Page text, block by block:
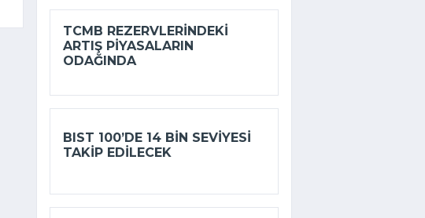
TCMB REZERVLERINDEKI
ARTIŞ PIYASALARIN
ODAĞINDA
BIST 100’DE 14 BIN SEVIYESI
TAKIP EDILECEK